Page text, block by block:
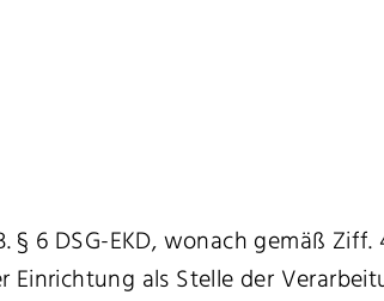
§ 6 DSG-EKD, wonach gemäß
als Stelle der